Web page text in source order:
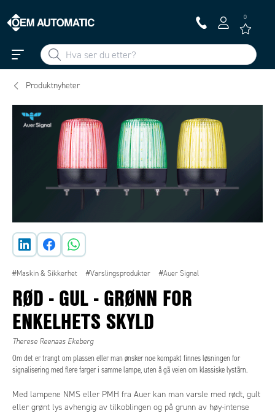
0
Produktnyheter
#Maskin & Sikkerhet #Varslingsprodukter #Auer Signal
RØD - GUL - GRØNN FOR
ENKELHETS SKYLD
Therese Reenaas Ekeberg
Om det er trangt om plassen eller man ønsker noe kompakt finnes løsningen for
signalisering med flere farger i samme lampe, uten å gå veien om klassiske lystårn.
Med lampene NMS eller PMH fra Auer kan man varsle med rødt, gult
eller grønt lys avhengig av tilkoblingen og på grunn av høy-intense